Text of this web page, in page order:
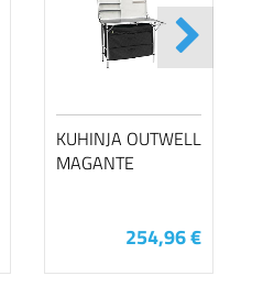
KUHINJA OUTWELL
MAGANTE
254,96 €